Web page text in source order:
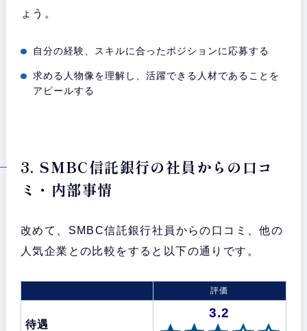
ょう。
自分の経験、スキルに合ったポジションに応募する
求める人物像を理解し、活躍できる人材であることを
アピールする
3. SMBC信託銀行の社員からの口コ
ミ・内部事情
改めて、SMBC信託銀行社員からの口コミ、他の
人気企業との比較をすると以下の通りです。
評価
待遇
3.2